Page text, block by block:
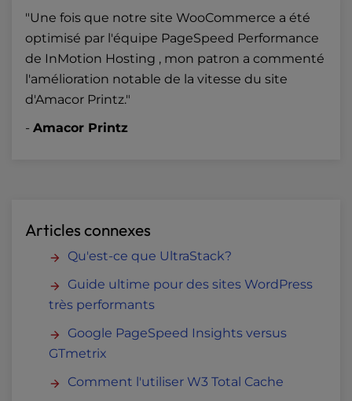
"Une fois que notre site WooCommerce a été
optimisé par l'équipe PageSpeed Performance
de InMotion Hosting , mon patron a commenté
l'amélioration notable de la vitesse du site
d'Amacor Printz."
- Amacor Printz
Articles connexes
Qu'est-ce que UltraStack?
Guide ultime pour des sites WordPress
très performants
Google PageSpeed Insights versus
GTmetrix
Comment l'utiliser W3 Total Cache